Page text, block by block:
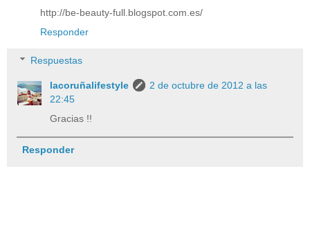
http://be-beauty-full.blogspot.com.es/
Responder
Respuestas
lacoruñalifestyle
2 de octubre de 2012 a las
22:45
Gracias !!
Responder